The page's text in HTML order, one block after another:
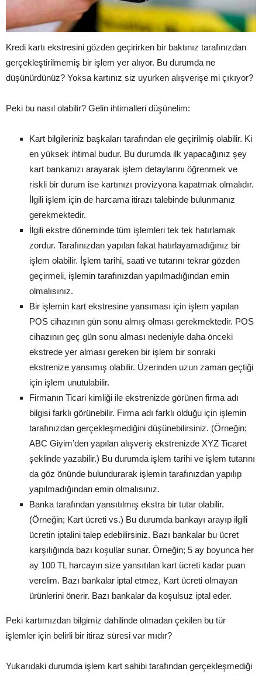
Kredi kartı ekstresini gözden geçirirken bir baktınız tarafınızdan
gerçekleştirilmemiş bir işlem yer alıyor. Bu durumda ne
düşünürdünüz? Yoksa kartınız siz uyurken alışverişe mi çıkıyor?
Peki bu nasıl olabilir? Gelin ihtimalleri düşünelim:
Kart bilgileriniz başkaları tarafından ele geçirilmiş olabilir. Ki
en yüksek ihtimal budur. Bu durumda ilk yapacağınız şey
kart bankanızı arayarak işlem detaylarını öğrenmek ve
riskli bir durum ise kartınızı provizyona kapatmak olmalıdır.
İlgili işlem için de harcama itirazı talebinde bulunmanız
gerekmektedir.
İlgili ekstre döneminde tüm işlemleri tek tek hatırlamak
zordur. Tarafınızdan yapılan fakat hatırlayamadığınız bir
işlem olabilir. İşlem tarihi, saati ve tutarını tekrar gözden
geçirmeli, işlemin tarafınızdan yapılmadığından emin
olmalısınız.
Bir işlemin kart ekstresine yansıması için işlem yapılan
POS cihazının gün sonu almış olması gerekmektedir. POS
cihazının geç gün sonu alması nedeniyle daha önceki
ekstrede yer alması gereken bir işlem bir sonraki
ekstrenize yansımış olabilir. Üzerinden uzun zaman geçtiği
için işlem unutulabilir.
Firmanın Ticari kimliği ile ekstrenizde görünen firma adı
bilgisi farklı görünebilir. Firma adı farklı olduğu için işlemin
tarafınızdan gerçekleşmediğini düşünebilirsiniz. (Örneğin;
ABC Giyim’den yapılan alışveriş ekstrenizde XYZ Ticaret
şeklinde yazabilir.) Bu durumda işlem tarihi ve işlem tutarını
da göz önünde bulundurarak işlemin tarafınızdan yapılıp
yapılmadığından emin olmalısınız.
Banka tarafından yansıtılmış ekstra bir tutar olabilir.
(Örneğin; Kart ücreti vs.) Bu durumda bankayı arayıp ilgili
ücretin iptalini talep edebilirsiniz. Bazı bankalar bu ücret
karşılığında bazı koşullar sunar. Örneğin; 5 ay boyunca her
ay 100 TL harcayın size yansıtılan kart ücreti kadar puan
verelim. Bazı bankalar iptal etmez, Kart ücreti olmayan
ürünlerini önerir. Bazı bankalar da koşulsuz iptal eder.
Peki kartımızdan bilgimiz dahilinde olmadan çekilen bu tür
işlemler için belirli bir itiraz süresi var mıdır?
Yukarıdaki durumda işlem kart sahibi tarafından gerçekleşmediği